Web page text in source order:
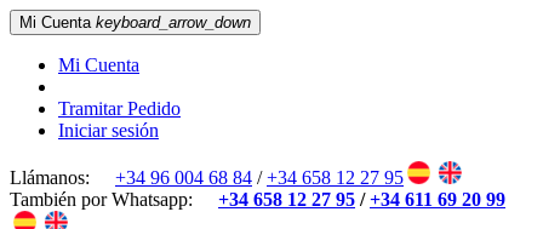
Mi Cuenta keyboard_arrow_down
Mi Cuenta
Tramitar Pedido
Iniciar sesión
Llámanos: +34 96 004 68 84 /+34 658 12 27 95
También por Whatsapp:
+34 658 12 27 95 /+34 611 69 20 99